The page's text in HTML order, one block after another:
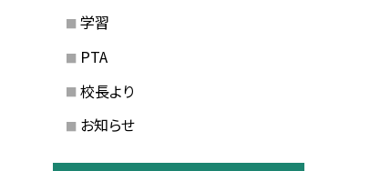
学習
PTA
校長より
お知らせ